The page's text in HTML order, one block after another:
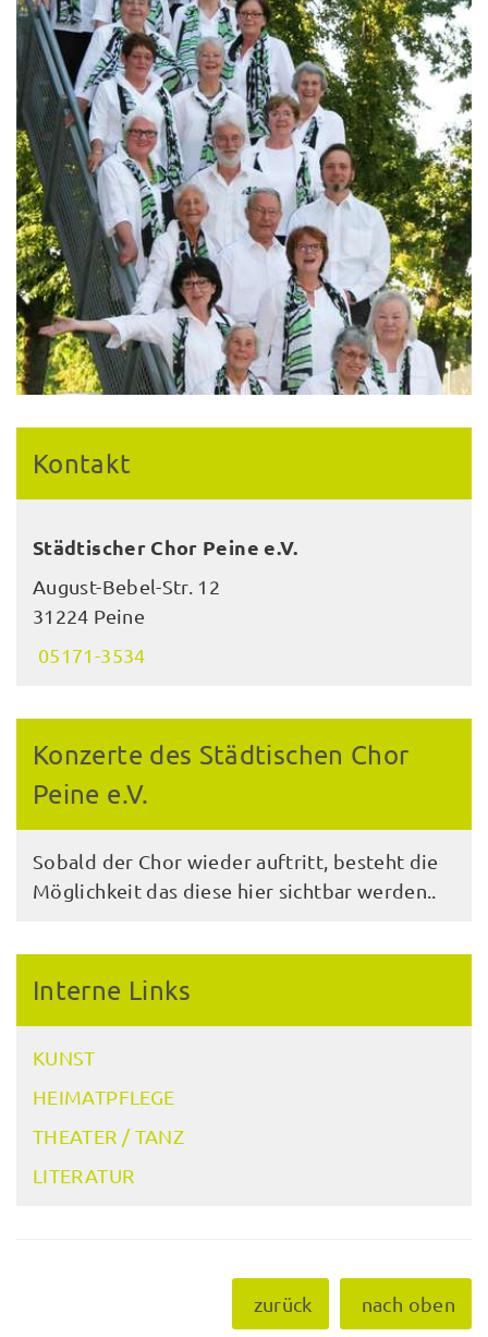
Kontakt
Städtischer Chor Peine e.V.
August-Bebel-Str. 12
31224 Peine
05171-3534
Konzerte des Städtischen Chor
Peine e.V.
Sobald der Chor wieder auftritt, besteht die
Möglichkeit das diese hier sichtbar werden..
Interne Links
KUNST
HEIMATPFLEGE
THEATER / TANZ
LITERATUR
zurück nach oben